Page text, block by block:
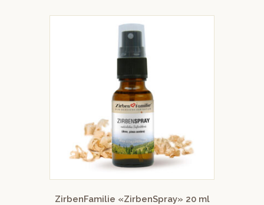
ZirbenFamilie «ZirbenSpray» 20 ml